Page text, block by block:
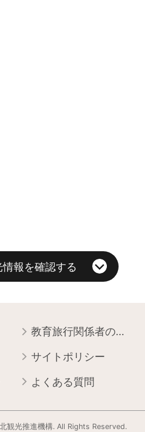
報を確認する
教育旅行関係者の皆様へ
サイトポリシー
よくある質問
観光推進機構. All Rights Reserved.